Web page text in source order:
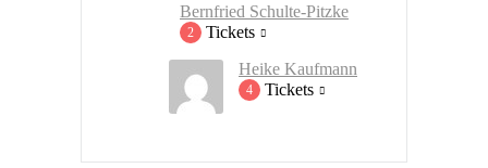
Bernfried Schulte-Pitzke
2
Tickets
Heike Kaufmann
4 Tickets